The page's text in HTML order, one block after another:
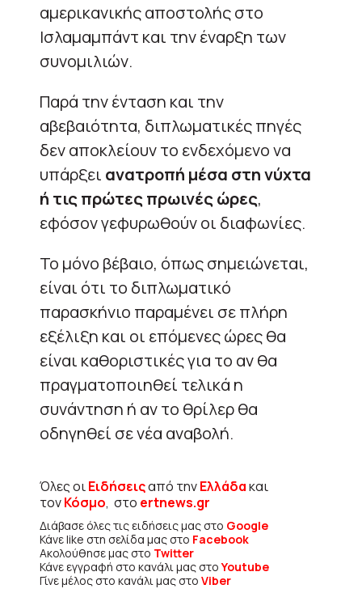
αμερικανικής αποστολής στο
Ισλαμαμπάντ και την έναρξη των
συνομιλιών.
Παρά την ένταση και την
αβεβαιότητα, διπλωματικές πηγές
δεν αποκλείουν το ενδεχόμενο να
υπάρξει ανατροπή μέσα στη νύχτα
ή τις πρώτες πρωινές ώρες,
εφόσον γεφυρωθούν οι διαφωνίες.
Το μόνο βέβαιο, όπως σημειώνεται,
είναι ότι το διπλωματικό
παρασκήνιο παραμένει σε πλήρη
εξέλιξη και οι επόμενες ώρες θα
είναι καθοριστικές για το αν θα
πραγματοποιηθεί τελικά η
συνάντηση ή αν το θρίλερ θα
οδηγηθεί σε νέα αναβολή.
Όλες οιΕιδήσειςαπό τηνΕλλάδακαι
τονΚόσμο, στο ertnews.gr
Διάβασε όλες τις ειδήσεις μας στο Google
Κάνε like στη σελίδα μας στο Facebook
Ακολούθησε μας στο Twitter
Κάνε εγγραφή στο κανάλι μας στοYoutube
Γίνε μέλος στο κανάλι μας στο Viber